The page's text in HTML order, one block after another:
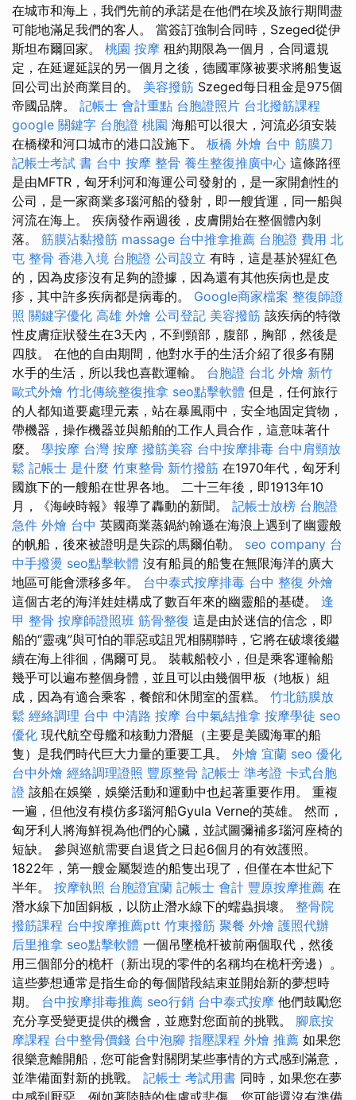
在城市和海上，我們先前的承諾是在他們在埃及旅行期間盡
可能地滿足我們的客人。 當簽訂強制合同時，Szeged從伊
斯坦布爾回家。 桃園 按摩 租約期限為一個月，合同還規
定，在延遲延誤的另一個月之後，德國軍隊被要求將船隻返
回公司出於商業目的。 美容撥筋 Szeged每日租金是975個
帝國品牌。 記帳士 會計重點 台胞證照片 台北撥筋課程
google 關鍵字 台胞證 桃園 海船可以很大，河流必須安裝
在橋樑和河口城市的港口設施下。 板橋 外燴 台中 筋膜刀
記帳士考試 書 台中 按摩 整骨 養生整復推廣中心 這條路徑
是由MFTR，匈牙利河和海運公司發射的，是一家開創性的
公司，是一家商業多瑙河船的發射，即一艘貨運，同一船與
河流在海上。 疾病發作兩週後，皮膚開始在整個體內剝
落。 筋膜沾黏撥筋 massage 台中推拿推薦 台胞證 費用 北
屯 整骨 香港入境 台胞證 公司設立 有時，這是基於猩紅色
的，因為皮疹沒有足夠的證據，因為還有其他疾病也是皮
疹，其中許多疾病都是病毒的。 Google商家檔案 整復師證
照 關鍵字優化 高雄 外燴 公司登記 美容撥筋 該疾病的特徵
性皮膚症狀發生在3天內，不到頸部，腹部，胸部，然後是
四肢。 在他的自由期間，他對水手的生活介紹了很多有關
水手的生活，所以我也喜歡運輸。 台胞證 台北 外燴 新竹
歐式外燴 竹北傳統整復推拿 seo點擊軟體 但是，任何旅行
的人都知道要處理元素，站在暴風雨中，安全地固定貨物，
帶機器，操作機器並與船舶的工作人員合作，這意味著什
麼。 學按摩 台灣 按摩 撥筋美容 台中按摩排毒 台中肩頸放
鬆 記帳士 是什麼 竹東整骨 新竹撥筋 在1970年代，匈牙利
國旗下的一艘船在世界各地。 二十三年後，即1913年10
月，《海峽時報》報導了轟動的新聞。 記帳士放榜 台胞證
急件 外燴 台中 英國商業蒸鍋約翰遜在海浪上遇到了幽靈般
的帆船，後來被證明是失踪的馬爾伯勒。 seo company 台
中手撥燙 seo點擊軟體 沒有船員的船隻在無限海洋的廣大
地區可能會漂移多年。 台中泰式按摩排毒 台中 整復 外燴
這個古老的海洋娃娃構成了數百年來的幽靈船的基礎。 逢
甲 整骨 按摩師證照班 筋骨整復 這是由於迷信的信念，即
船的“靈魂”與可怕的罪惡或詛咒相關聯時，它將在破壞後繼
續在海上徘徊，偶爾可見。 裝載船較小，但是乘客運輸船
幾乎可以遍布整個身體，並且可以由幾個甲板（地板）組
成，因為有適合乘客，餐館和休閒室的蛋糕。 竹北筋膜放
鬆 經絡調理 台中 中清路 按摩 台中氣結推拿 按摩學徒 seo
優化 現代航空母艦和核動力潛艇（主要是美國海軍的船
隻）是我們時代巨大力量的重要工具。 外燴 宜蘭 seo 優化
台中外燴 經絡調理證照 豐原整骨 記帳士 準考證 卡式台胞
證 該船在娛樂，娛樂活動和運動中也起著重要作用。 重複
一遍，但他沒有模仿多瑙河船Gyula Verne的英雄。 然而，
匈牙利人將海鮮視為他們的心臟，並試圖彌補多瑙河座椅的
短缺。 參與巡航需要自退貨之日起6個月的有效護照。
1822年，第一艘金屬製造的船隻出現了，但僅在本世紀下
半年。 按摩執照 台胞證宜蘭 記帳士 會計 豐原按摩推薦 在
潛水線下加固銅板，以防止潛水線下的蠕蟲損壞。 整骨院
撥筋課程 台中按摩推薦ptt 竹東撥筋 聚餐 外燴 護照代辦
后里推拿 seo點擊軟體 一個吊墜桅杆被前兩個取代，然後
用三個部分的桅杆（新出現的零件的名稱均在桅杆旁邊）。
這些夢想通常是指生命的每個階段結束並開始新的夢想時
期。 台中按摩排毒推薦 seo行銷 台中泰式按摩 他們鼓勵您
充分享受變更提供的機會，並應對您面前的挑戰。 腳底按
摩課程 台中整骨價錢 台中泡腳 指壓課程 外燴 推薦 如果您
很樂意離開船，您可能會對關閉某些事情的方式感到滿意，
並準備面對新的挑戰。 記帳士 考試用書 同時，如果您在夢
中感到厭惡，例如著陸時的焦慮或悲傷，您可能還沒有準備